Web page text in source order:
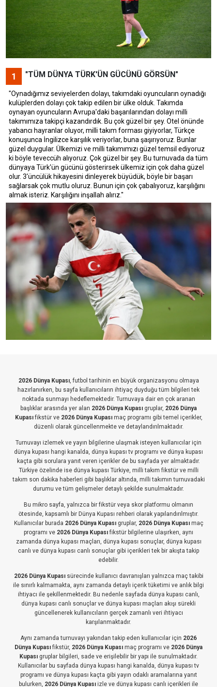
1 "TÜM DÜNYA TÜRK'ÜN GÜCÜNÜ GÖRSÜN"
"Oynadığımız seviyelerden dolayı, takımdaki oyuncuların oynadığı
kulüplerden dolayı çok takip edilen bir ülke olduk. Takımda
oynayan oyuncuların Avrupa'daki başarılarından dolayı milli
takımımıza takipçi kazandırdık. Bu çok güzel bir şey. Otel önünde
yabancı hayranlar oluyor, milli takım forması giyiyorlar, Türkçe
konuşunca İngilizce karşılık veriyorlar, buna şaşırıyoruz. Bunlar
güzel duygular. Ülkemizi ve milli takımımızı güzel temsil ediyoruz
ki böyle teveccüh alıyoruz. Çok güzel bir şey. Bu turnuvada da tüm
dünyaya Türk'ün gücünü gösterirsek ülkemiz için çok daha güzel
olur. 3'üncülük hikayesini dinleyerek büyüdük, böyle bir başarı
sağlarsak çok mutlu oluruz. Bunun için çok çabalıyoruz, karşılığını
almak isteriz. Karşılığını inşallah alırız."
2026 Dünya Kupası, futbol tarihinin en büyük organizasyonu olmaya
hazırlanırken, bu sayfa kullanıcıların ihtiyaç duyduğu tüm bilgileri tek
noktada sunmayı hedeflemektedir. Turnuvaya dair en çok aranan
başlıklar arasında yer alan 2026 Dünya Kupası gruplar, 2026 Dünya
Kupasıfikstür ve 2026 Dünya Kupasımaç programı gibi temel içerikler,
düzenli olarak güncellenmekte ve detaylandırılmaktadır.
Turnuvayı izlemek ve yayın bilgilerine ulaşmak isteyen kullanıcılar için
dünya kupası hangi kanalda, dünya kupası tv programı ve dünya kupası
kaçta gibi sorulara yanıt veren içerikler de bu sayfada yer almaktadır.
Türkiye özelinde ise dünya kupası Türkiye, milli takım fikstür ve milli
takım son dakika haberleri gibi başlıklar altında, milli takımın turnuvadaki
durumu ve tüm gelişmeler detaylı şekilde sunulmaktadır.
Bu mikro sayfa, yalnızca bir fikstür veya skor platformu olmanın
ötesinde, kapsamlı bir Dünya Kupası rehberi olarak yapılandırılmıştır.
Kullanıcılar burada 2026 Dünya Kupasıgruplar, 2026 Dünya Kupasımaç
programı ve 2026 Dünya Kupasıfikstür bilgilerine ulaşırken, aynı
zamanda dünya kupası maçları, dünya kupası sonuçlar, dünya kupası
canlı ve dünya kupası canlı sonuçlar gibi içerikleri tek bir akışta takip
edebilir.
2026 Dünya Kupasısürecinde kullanıcı davranışları yalnızca maç takibi
ile sınırlı kalmamakta, aynı zamanda detaylı içerik tüketimi ve anlık bilgi
ihtiyacı ile şekillenmektedir. Bu nedenle sayfada dünya kupası canlı,
dünya kupası canlı sonuçlar ve dünya kupası maçları akışı sürekli
güncellenerek kullanıcıların gerçek zamanlı veri ihtiyacı
karşılanmaktadır.
Aynı zamanda turnuvayı yakından takip eden kullanıcılar için 2026
Dünya Kupasıfikstür, 2026 Dünya Kupası maç programı ve 2026 Dünya
Kupası gruplar bilgileri, sade ve erişilebilir bir yapı ile sunulmaktadır.
Kullanıcılar bu sayfada dünya kupası hangi kanalda, dünya kupası tv
programı ve dünya kupası kaçta gibi yayın odaklı aramalarına yanıt
bulurken, 2026 Dünya Kupası izle ve dünya kupası canlı içerikleri ile